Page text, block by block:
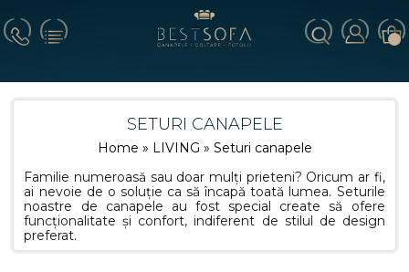
SETURI CANAPELE
Home » LIVING » Seturi canapele
Familie numeroasă sau doar mulți prieteni? Oricum ar fi,
ai nevoie de o soluție ca să încapă toată lumea. Seturile
noastre de canapele au fost special create să ofere
funcționalitate și confort, indiferent de stilul de design
preferat.